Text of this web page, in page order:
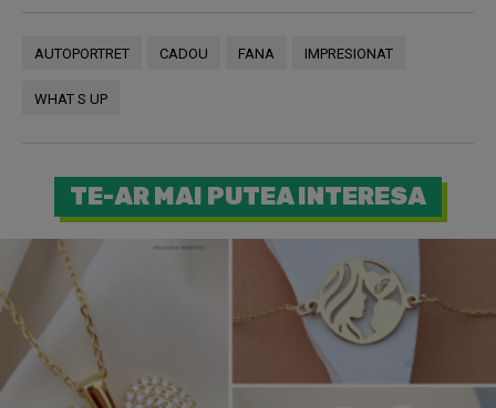
AUTOPORTRET CADOU FANA IMPRESIONAT
WHAT S UP
TE-AR MAI PUTEA INTERESA